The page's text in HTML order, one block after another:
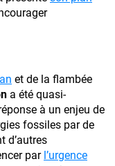
et de la flambée
a été quasi-
à un enjeu de
fossiles par de
d’autres
par l’urgence